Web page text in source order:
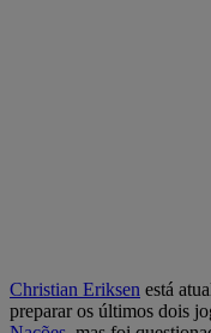
Christian Eriksen está
preparar os últimos dois